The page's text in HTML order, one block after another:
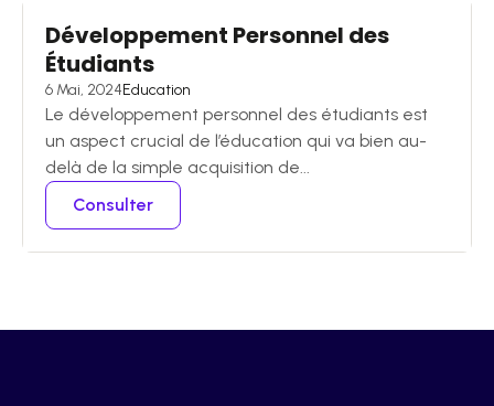
Développement Personnel des
Étudiants
6 Mai, 2024Education
Le développement personnel des étudiants est
un aspect crucial de l’éducation qui va bien au-
delà de la simple acquisition de...
Consulter